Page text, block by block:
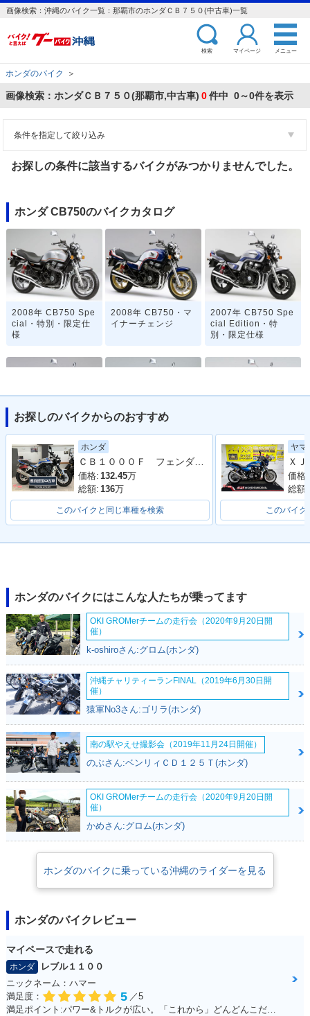
画像検索：沖縄のバイク一覧：那覇市のホンダＣＢ７５０(中古車)一覧
検索 マイページ メニュー
ホンダのバイク ＞
画像検索：ホンダＣＢ７５０(那覇市,中古車) 0件中 0～0件を表示
条件を指定して絞り込み
お探しの条件に該当するバイクがみつかりませんでした。
ホンダ CB750のバイクカタログ
2008年 CB750 Spe
cial・特別・限定仕
様
2008年 CB750・マ
イナーチェンジ
2007年 CB750 Spe
cial Edition・特
別・限定仕様
2006年 CB750・カ
ラーチェンジ
2004年 CB750・マ
イナーチェンジ
お探しのバイクからのおすすめ
ホンダ
ＣＢ１０００Ｆ フェンダーレスキット装着車両
価格: 132.45万
総額: 136万
このバイクと同じ車種を検索
ヤマ
価格:
総額:
このバイク
ホンダのバイクにはこんな人たちが乗ってます
OKI GROMerチームの走行会（2020年9月20日開
催）
k-oshiroさん:グロム(ホンダ)
沖縄チャリティーランFINAL（2019年6月30日開
催）
猿軍No3さん:ゴリラ(ホンダ)
南の駅やえせ撮影会（2019年11月24日開催）
のぶさん:ベンリィＣＤ１２５Ｔ(ホンダ)
OKI GROMerチームの走行会（2020年9月20日開
催）
かめさん:グロム(ホンダ)
ホンダのバイクに乗っている沖縄のライダーを見る
ホンダのバイクレビュー
マイペースで走れる
ホンダ
レブル１１００
ニックネーム：ハマー
満足度：
5 ／5
満足ポイント:パワー&トルクが広い。「これから」どんどんこだわっていくのが楽しみ！